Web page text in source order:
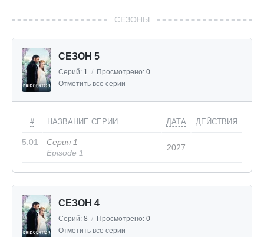
СЕЗОНЫ
СЕЗОН 5
Серий: 1 / Просмотрено: 0
Отметить все серии
# НАЗВАНИЕ СЕРИИ ДАТА ДЕЙСТВИЯ
5.01
Серия 1
Episode 1
2027
СЕЗОН 4
Серий: 8 / Просмотрено: 0
Отметить все серии